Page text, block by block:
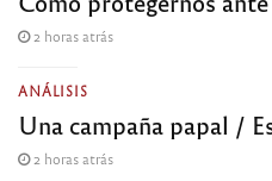
2 horas atrás
ANÁLISIS
Una campaña papal /
2 horas atrás